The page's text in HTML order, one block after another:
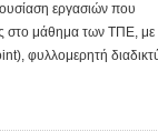
εργασιών που
στο μάθημα των ΤΠΕ, με
φυλλομερητή